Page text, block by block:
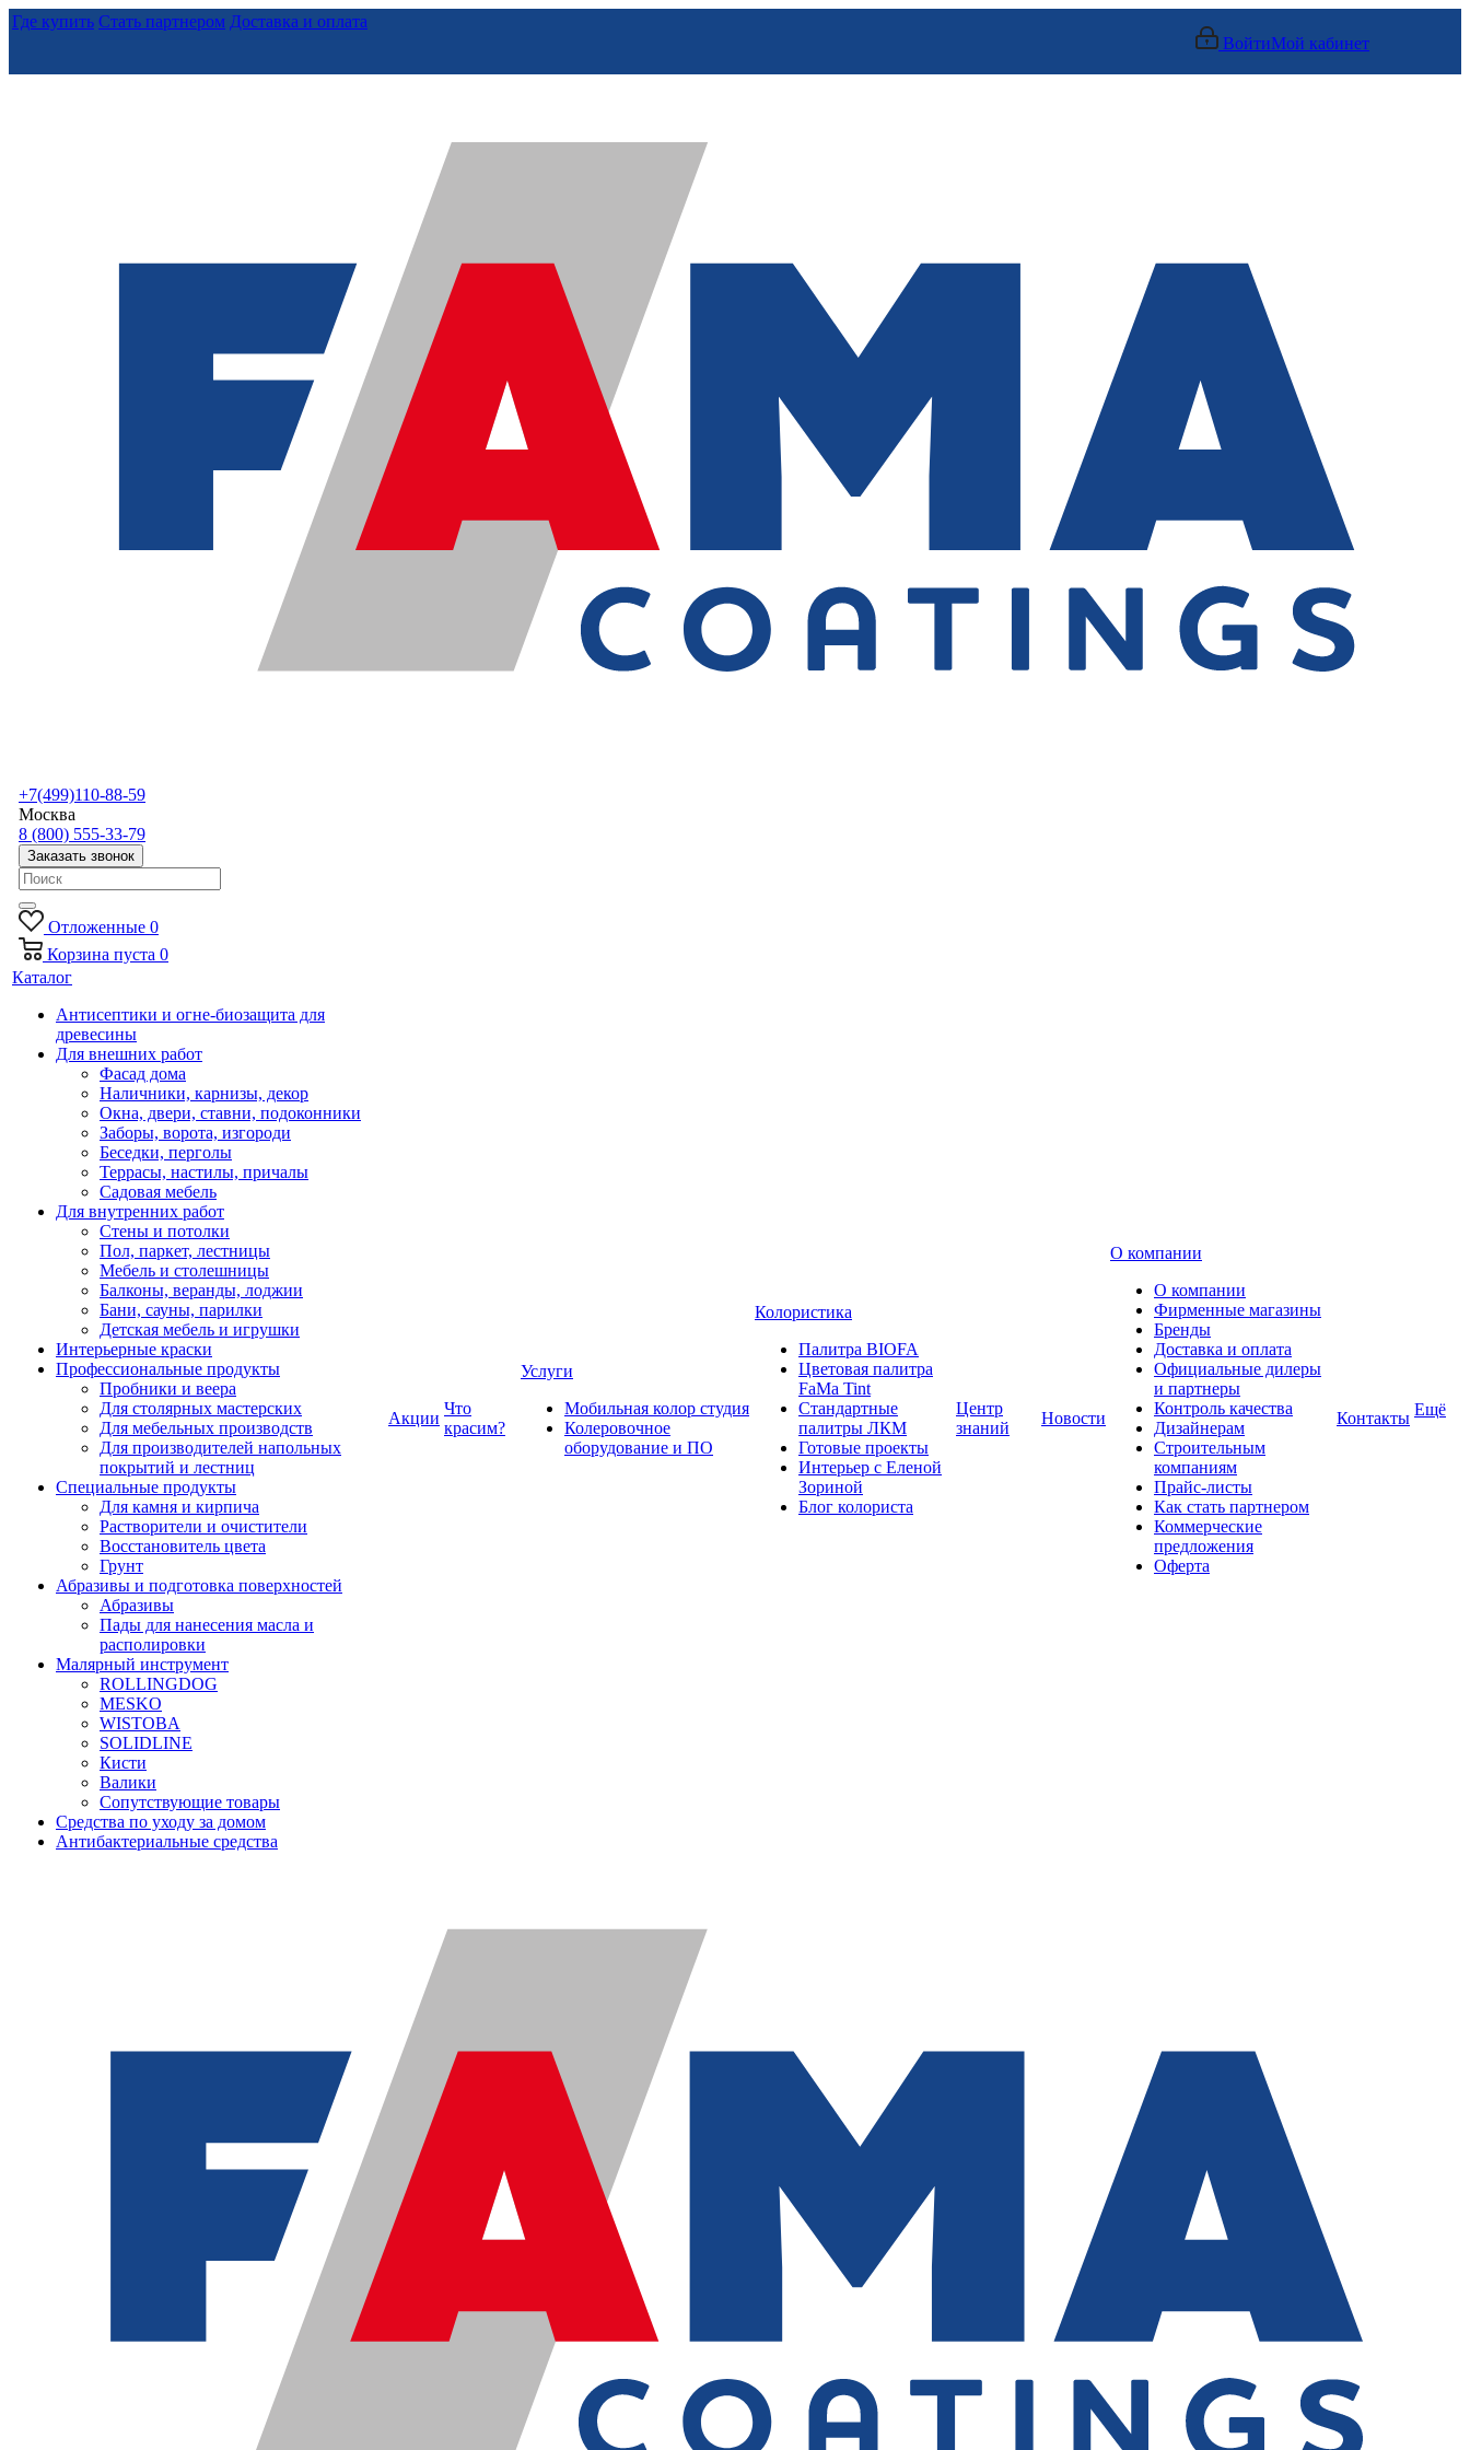
Где купить Стать партнером Доставка и оплата
ВойтиМой кабинет
+7(499)110-88-59
Москва
8 (800) 555-33-79
Заказать звонок
Отложенные 0
Корзина пуста 0
Каталог
Антисептики и огне-биозащита для
древесины
Для внешних работ
Фасад дома
Наличники, карнизы, декор
Окна, двери, ставни, подоконники
Заборы, ворота, изгороди
Беседки, перголы
Террасы, настилы, причалы
Садовая мебель
Для внутренних работ
Стены и потолки
Пол, паркет, лестницы
Мебель и столешницы
Балконы, веранды, лоджии
Бани, сауны, парилки
Детская мебель и игрушки
Интерьерные краски
Профессиональные продукты
Пробники и веера
Для столярных мастерских
Для мебельных производств
Для производителей напольных
покрытий и лестниц
Специальные продукты
Для камня и кирпича
Растворители и очистители
Восстановитель цвета
Грунт
Абразивы и подготовка поверхностей
Абразивы
Пады для нанесения масла и
располировки
Малярный инструмент
ROLLINGDOG
MESKO
WISTOBA
SOLIDLINE
Кисти
Валики
Сопутствующие товары
Средства по уходу за домом
Антибактериальные средства
Акции
Что
красим?
Услуги
Мобильная колор студия
Колеровочное
оборудование и ПО
Колористика
Палитра BIOFA
Цветовая палитра
FaMa Tint
Стандартные
палитры ЛКМ
Готовые проекты
Интерьер с Еленой
Зориной
Блог колориста
Центр
знаний
Новости
О компании
О компании
Фирменные магазины
Бренды
Доставка и оплата
Официальные дилеры
и партнеры
Контроль качества
Дизайнерам
Строительным
компаниям
Прайс-листы
Как стать партнером
Коммерческие
предложения
Оферта
Контакты Ещё